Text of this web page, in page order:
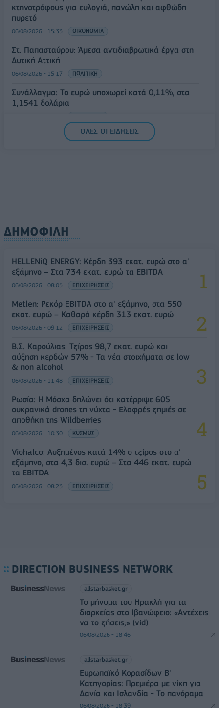
κτηνοτρόφους για ευλογιά, πανώλη και αφθώδη
πυρετό
06/08/2026 - 15:33 ΟΙΚΟΝΟΜΙΑ
Στ. Παπασταύρου: Άμεσα αντιδιαβρωτικά έργα στη
Δυτική Αττική
06/08/2026 - 15:17 ΠΟΛΙΤΙΚΗ
Συνάλλαγμα: Το ευρώ υποχωρεί κατά 0,11%, στα
1,1541 δολάρια
ΟΛΕΣ ΟΙ ΕΙΔΗΣΕΙΣ
ΔΗΜΟΦΙΛΗ
HELLENiQ ENERGY: Κέρδη 393 εκατ. ευρώ στο α'
εξάμηνο – Στα 734 εκατ. ευρώ τα EBITDA
06/08/2026 - 08:05 ΕΠΙΧΕΙΡΗΣΕΙΣ
Metlen: Ρεκόρ EBITDA στο α' εξάμηνο, στα 550
εκατ. ευρώ – Καθαρά κέρδη 313 εκατ. ευρώ
06/08/2026 - 09:12 ΕΠΙΧΕΙΡΗΣΕΙΣ
Β.Σ. Καρούλιας: Τζίρος 98,7 εκατ. ευρώ και
αύξηση κερδών 57% - Τα νέα στοιχήματα σε low
& non alcohol
06/08/2026 - 11:48 ΕΠΙΧΕΙΡΗΣΕΙΣ
Ρωσία: Η Μόσχα δηλώνει ότι κατέρριψε 605
ουκρανικά drones τη νύχτα - Ελαφρές ζημιές σε
αποθήκη της Wildberries
06/08/2026 - 10:30 ΚΟΣΜΟΣ
Viohalco: Αυξημένος κατά 14% ο τζίρος στο α'
εξάμηνο, στα 4,3 δισ. ευρώ – Στα 446 εκατ. ευρώ
τα EBITDA
06/08/2026 - 08:23 ΕΠΙΧΕΙΡΗΣΕΙΣ
DIRECTION BUSINESS NETWORK
allstarbasket.gr
Το μήνυμα του Ηρακλή για τα
διαρκείας στο Ιβανώφειο: «Αντέχεις
να το ζήσεις;» (vid)
06/08/2026 - 18:46
allstarbasket.gr
Ευρωπαϊκό Κορασίδων Β'
Κατηγορίας: Πρεμιέρα με νίκη για
Δανία και Ισλανδία - Το πανόραμα
06/08/2026 - 18:39